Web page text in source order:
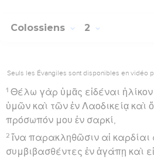
Colossiens 2
Seuls les Évangiles sont disponibles en vidéo
1 Θέλω γὰρ ὑμᾶς εἰδέναι
ὑμῶν καὶ τῶν ἐν Λαοδικείᾳ καὶ
πρόσωπόν μου ἐν σαρκί,
2 ἵνα παρακληθῶσιν αἱ καρδίαι
συμβιβασθέντες ἐν ἀγάπῃ καὶ